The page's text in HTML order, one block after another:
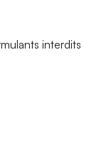
interdits